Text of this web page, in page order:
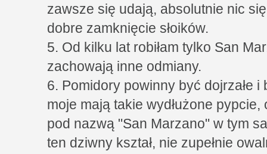
zawsze się udają, absolutnie nic
dobre zamknięcie słoików.
5. Od kilku lat robiłam tylko San
zachowają inne odmiany.
6. Pomidory powinny być dojrzałe
moje mają takie wydłużone
pod nazwą "San Marzano" w tym
ten dziwny kształ, nie zupełnie